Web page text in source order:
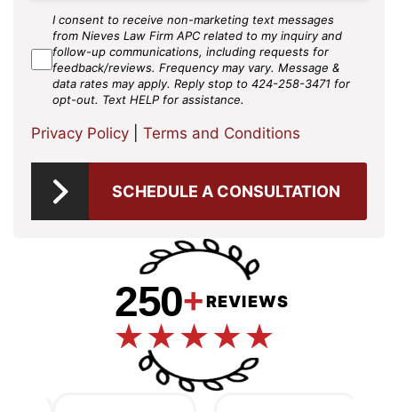
SMS
Agree
I consent to receive non-marketing text messages
from Nieves Law Firm APC related to my inquiry and
follow-up communications, including requests for
feedback/reviews. Frequency may vary. Message &
data rates may apply. Reply stop to 424-258-3471 for
opt-out. Text HELP for assistance.
Privacy Policy Terms and Conditions
SCHEDULE A CONSULTATION
250+ REVIEWS